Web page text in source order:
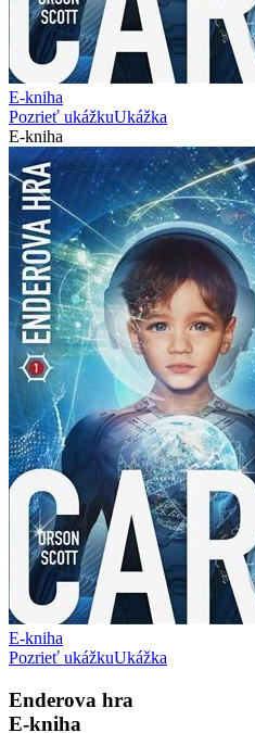
E-kniha
Pozrieť ukážkuUkážka
E-kniha
E-kniha
Pozrieť ukážkuUkážka
Enderova hra
E-kniha